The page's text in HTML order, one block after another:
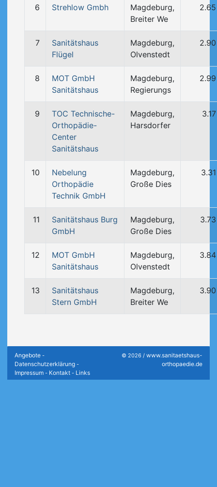
6 Strehlow Gmbh
Magdeburg,
Breiter We
7
Sanitätshaus
Flügel
Magdeburg,
Olvenstedt
8
MOT GmbH
Sanitätshaus
Magdeburg,
Regierungs
9
TOC Technische-
Orthopädie-
Center
Sanitätshaus
Magdeburg,
Harsdorfer
10
Nebelung
Orthopädie
Technik GmbH
Magdeburg,
Große Dies
11
Sanitätshaus Burg
GmbH
Magdeburg,
Große Dies
12
MOT GmbH
Sanitätshaus
Magdeburg,
Olvenstedt
13
Sanitätshaus
Stern GmbH
Magdeburg,
Breiter We
Angebote -
Datenschutzerklärung -
Impressum - Kontakt - Links
© 2026 / www.sanitaetshaus-
orthopaedie.de